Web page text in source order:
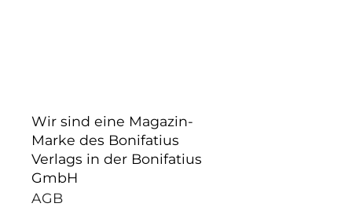
Wir sind eine Magazin-
Marke des Bonifatius
Verlags in der Bonifatius
GmbH
AGB